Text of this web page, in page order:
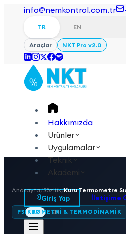
info@nemkontrol.com.tr
TR EN
Araçlar NKT Pro v2.0
Hakkımızda
Ürünler
Uygulamalar
Teknik
Akademi
Giriş Yap İletişime
TR EN
Anasayfa/Sözlük/Kuru Termometre
PSIKROMETRI & TERMODINAMIK